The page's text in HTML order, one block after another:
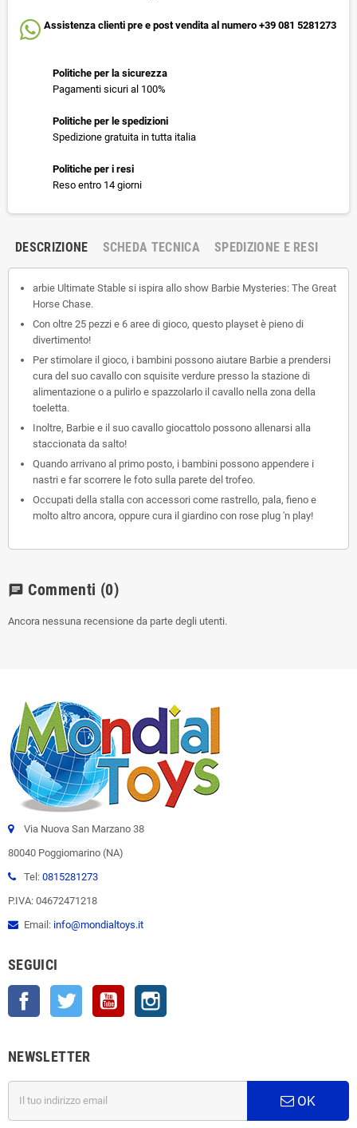
Assistenza clienti pre e post vendita al numero +39 081 5281273
Politiche per la sicurezza
Pagamenti sicuri al 100%
Politiche per le spedizioni
Spedizione gratuita in tutta italia
Politiche per i resi
Reso entro 14 giorni
DESCRIZIONE SCHEDA TECNICA SPEDIZIONE E RESI
arbie Ultimate Stable si ispira allo show Barbie Mysteries: The Great
Horse Chase.
Con oltre 25 pezzi e 6 aree di gioco, questo playset è pieno di
divertimento!
Per stimolare il gioco, i bambini possono aiutare Barbie a prendersi
cura del suo cavallo con squisite verdure presso la stazione di
alimentazione o a pulirlo e spazzolarlo il cavallo nella zona della
toeletta.
Inoltre, Barbie e il suo cavallo giocattolo possono allenarsi alla
staccionata da salto!
Quando arrivano al primo posto, i bambini possono appendere i
nastri e far scorrere le foto sulla parete del trofeo.
Occupati della stalla con accessori come rastrello, pala, fieno e
molto altro ancora, oppure cura il giardino con rose plug 'n play!
chat Commenti (0)
Ancora nessuna recensione da parte degli utenti.
Via Nuova San Marzano 38
80040 Poggiomarino (NA)
Tel: 0815281273
P.IVA: 04672471218
Email: info@mondialtoys.it
SEGUICI
Facebook Twitter YouTube
NEWSLETTER
OK